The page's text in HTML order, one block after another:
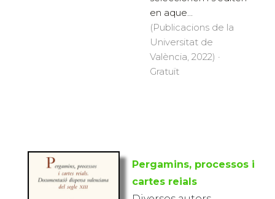
en aque...
(Publicacions de la
Universitat de
València, 2022) ·
Gratuït
Pergamins, processos i
cartes reials